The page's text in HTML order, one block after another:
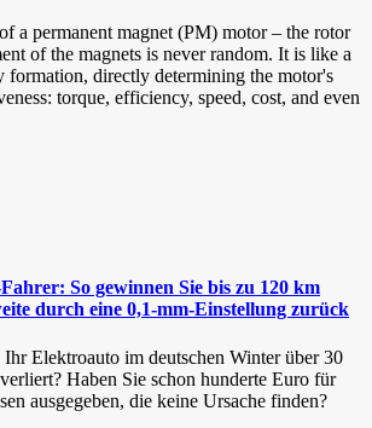
a permanent magnet (PM) motor – the rotor
of the magnets is never random. It is like a
formation, directly determining the motor's
torque, efficiency, speed, cost, and even
So gewinnen Sie bis zu 120 km
durch eine 0,1-mm-Einstellung zurück
Elektroauto im deutschen Winter über 30
Haben Sie schon hunderte Euro für
ausgegeben, die keine Ursache finden?